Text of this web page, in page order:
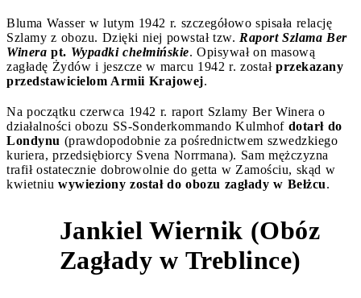
Bluma Wasser w lutym 1942 r. szczegółowo spisała relację
Szlamy z obozu. Dzięki niej powstał tzw. Raport Szlama Ber
Winera pt. Wypadki chełmińskie. Opisywał on masową
zagładę Żydów i jeszcze w marcu 1942 r. został przekazany
przedstawicielom Armii Krajowej.
Na początku czerwca 1942 r. raport Szlamy Ber Winera o
działalności obozu SS-Sonderkommando Kulmhof dotarł do
Londynu (prawdopodobnie za pośrednictwem szwedzkiego
kuriera, przedsiębiorcy Svena Norrmana). Sam mężczyzna
trafił ostatecznie dobrowolnie do getta w Zamościu, skąd w
kwietniu wywieziony został do obozu zagłady w Bełżcu.
Jankiel Wiernik (Obóz
Zagłady w Treblince)